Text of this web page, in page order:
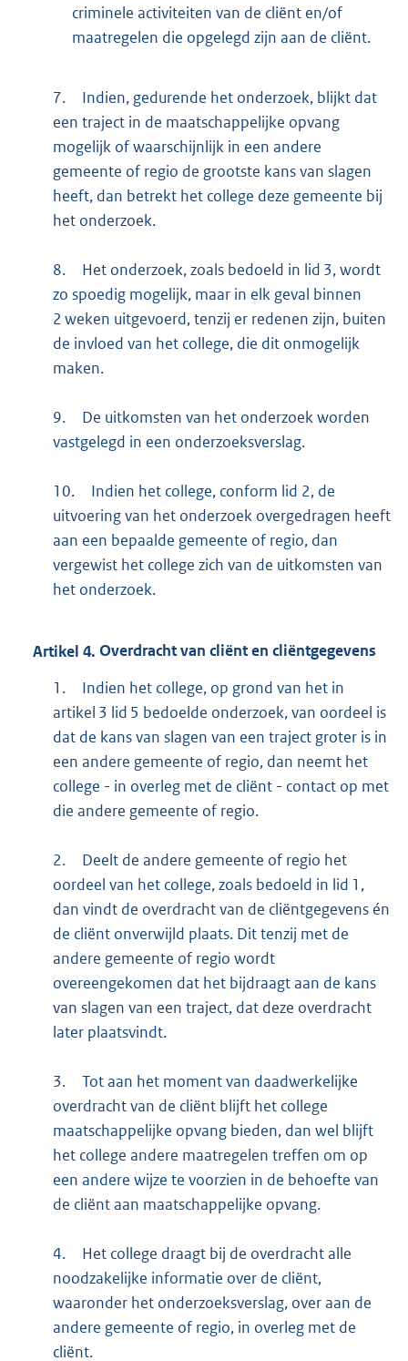
criminele activiteiten van de cliënt en/of
maatregelen die opgelegd zijn aan de cliënt.
7.
Indien, gedurende het onderzoek, blijkt dat
een traject in de maatschappelijke opvang
mogelijk of waarschijnlijk in een andere
gemeente of regio de grootste kans van slagen
heeft, dan betrekt het college deze gemeente bij
het onderzoek.
8.
Het onderzoek, zoals bedoeld in lid 3, wordt
zo spoedig mogelijk, maar in elk geval binnen
2 weken uitgevoerd, tenzij er redenen zijn, buiten
de invloed van het college, die dit onmogelijk
maken.
9.
De uitkomsten van het onderzoek worden
vastgelegd in een onderzoeksverslag.
10.
Indien het college, conform lid 2, de
uitvoering van het onderzoek overgedragen heeft
aan een bepaalde gemeente of regio, dan
vergewist het college zich van de uitkomsten van
het onderzoek.
Artikel 4. Overdracht van cliënt en cliëntgegevens
1.
Indien het college, op grond van het in
artikel 3 lid 5 bedoelde onderzoek, van oordeel is
dat de kans van slagen van een traject groter is in
een andere gemeente of regio, dan neemt het
college - in overleg met de cliënt - contact op met
die andere gemeente of regio.
2.
Deelt de andere gemeente of regio het
oordeel van het college, zoals bedoeld in lid 1,
dan vindt de overdracht van de cliëntgegevens én
de cliënt onverwijld plaats. Dit tenzij met de
andere gemeente of regio wordt
overeengekomen dat het bijdraagt aan de kans
van slagen van een traject, dat deze overdracht
later plaatsvindt.
3.
Tot aan het moment van daadwerkelijke
overdracht van de cliënt blijft het college
maatschappelijke opvang bieden, dan wel blijft
het college andere maatregelen treffen om op
een andere wijze te voorzien in de behoefte van
de cliënt aan maatschappelijke opvang.
4.
Het college draagt bij de overdracht alle
noodzakelijke informatie over de cliënt,
waaronder het onderzoeksverslag, over aan de
andere gemeente of regio, in overleg met de
cliënt.